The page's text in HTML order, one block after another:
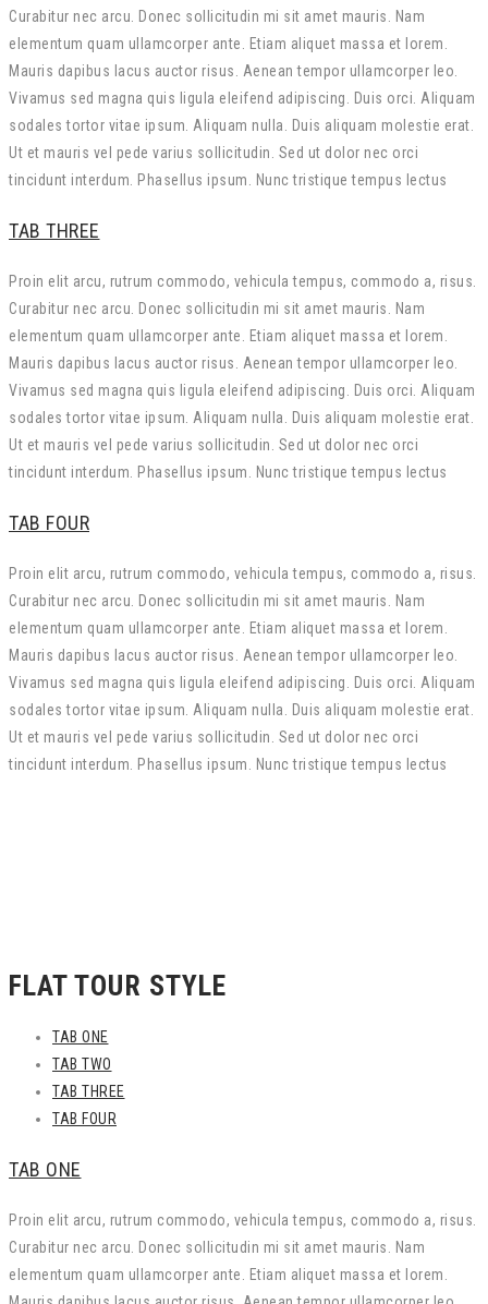
Curabitur nec arcu. Donec sollicitudin mi sit amet mauris. Nam
elementum quam ullamcorper ante. Etiam aliquet massa et lorem.
Mauris dapibus lacus auctor risus. Aenean tempor ullamcorper leo.
Vivamus sed magna quis ligula eleifend adipiscing. Duis orci. Aliquam
sodales tortor vitae ipsum. Aliquam nulla. Duis aliquam molestie erat.
Ut et mauris vel pede varius sollicitudin. Sed ut dolor nec orci
tincidunt interdum. Phasellus ipsum. Nunc tristique tempus lectus
TAB THREE
Proin elit arcu, rutrum commodo, vehicula tempus, commodo a, risus.
Curabitur nec arcu. Donec sollicitudin mi sit amet mauris. Nam
elementum quam ullamcorper ante. Etiam aliquet massa et lorem.
Mauris dapibus lacus auctor risus. Aenean tempor ullamcorper leo.
Vivamus sed magna quis ligula eleifend adipiscing. Duis orci. Aliquam
sodales tortor vitae ipsum. Aliquam nulla. Duis aliquam molestie erat.
Ut et mauris vel pede varius sollicitudin. Sed ut dolor nec orci
tincidunt interdum. Phasellus ipsum. Nunc tristique tempus lectus
TAB FOUR
Proin elit arcu, rutrum commodo, vehicula tempus, commodo a, risus.
Curabitur nec arcu. Donec sollicitudin mi sit amet mauris. Nam
elementum quam ullamcorper ante. Etiam aliquet massa et lorem.
Mauris dapibus lacus auctor risus. Aenean tempor ullamcorper leo.
Vivamus sed magna quis ligula eleifend adipiscing. Duis orci. Aliquam
sodales tortor vitae ipsum. Aliquam nulla. Duis aliquam molestie erat.
Ut et mauris vel pede varius sollicitudin. Sed ut dolor nec orci
tincidunt interdum. Phasellus ipsum. Nunc tristique tempus lectus
FLAT TOUR STYLE
TAB ONE
TAB TWO
TAB THREE
TAB FOUR
TAB ONE
Proin elit arcu, rutrum commodo, vehicula tempus, commodo a, risus.
Curabitur nec arcu. Donec sollicitudin mi sit amet mauris. Nam
elementum quam ullamcorper ante. Etiam aliquet massa et lorem.